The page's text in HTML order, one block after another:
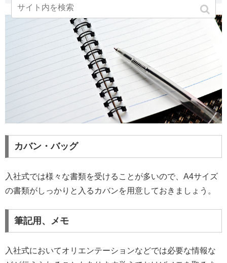
カバン・バッグ
入社式では様々な書類を受けることが多いので、A4サイズ
の書類がしっかりと入るカバンを用意しておきましょう。
筆記用、メモ
入社式においてオリエンテーションなどでは必要な情報な